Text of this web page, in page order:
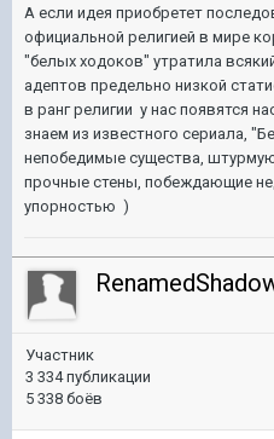
А если идея приобретет
официальной религией в мире
"белых ходоков" утратила
адептов предельно низкой
в ранг религии у нас появятся
знаем из известного сериала,
непобедимые существа,
прочные стены, побеждающие
упорностью )
Участник
3 334 публикации
5 338 боёв